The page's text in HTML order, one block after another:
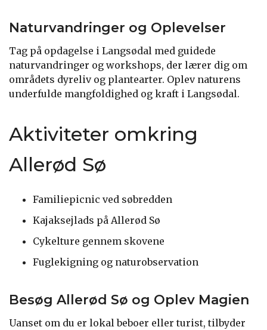
Naturvandringer og Oplevelser
Tag på opdagelse i Langsødal med guidede
naturvandringer og workshops, der lærer dig om
områdets dyreliv og plantearter. Oplev naturens
underfulde mangfoldighed og kraft i Langsødal.
Aktiviteter omkring
Allerød Sø
Familiepicnic ved søbredden
Kajaksejlads på Allerød Sø
Cykelture gennem skovene
Fuglekigning og naturobservation
Besøg Allerød Sø og Oplev Magien
Uanset om du er lokal beboer eller turist, tilbyder